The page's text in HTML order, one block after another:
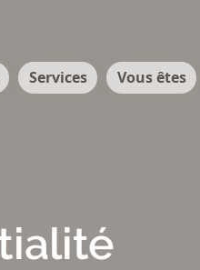
Services Vous êtes